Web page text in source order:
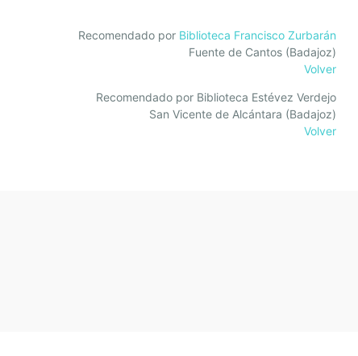
Recomendado por Biblioteca Francisco Zurbarán
Fuente de Cantos (Badajoz)
Volver
Recomendado por Biblioteca Estévez Verdejo
San Vicente de Alcántara (Badajoz)
Volver